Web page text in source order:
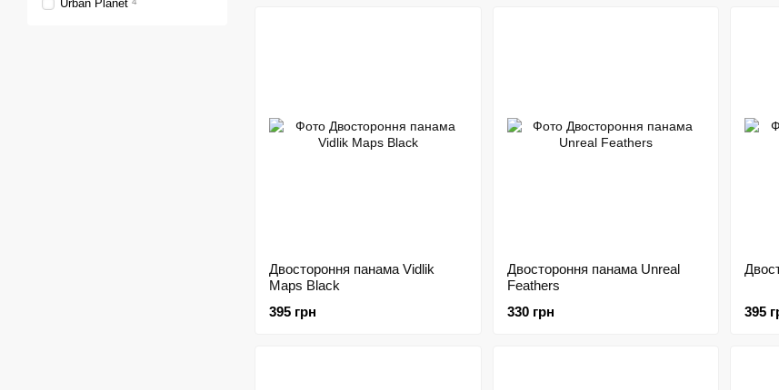
Двостороння панама Vidlik
Maps Black
395 грн
Двостороння панама Unreal
Feathers
330 грн
395
Urban Planet